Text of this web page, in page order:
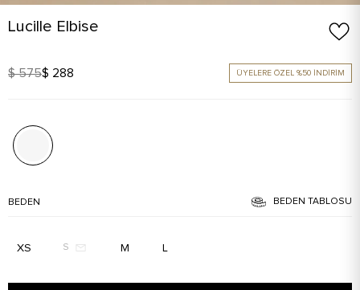
Lucille Elbise
$ 575$ 288 ÜYELERE ÖZEL %50 İNDİRİM
BEDEN BEDEN TABLOSU
XS S M L